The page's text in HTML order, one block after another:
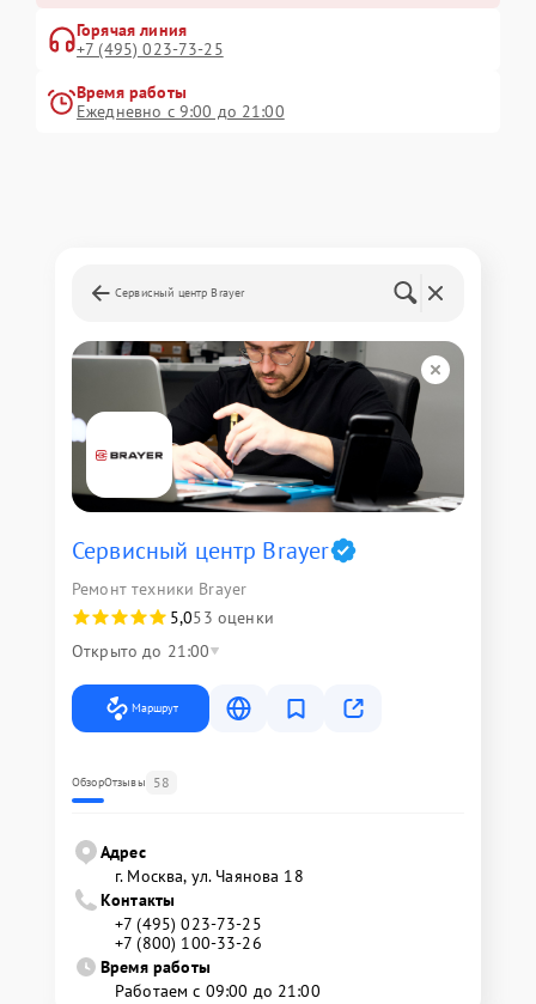
Горячая линия
+7 (495) 023-73-25
Время работы
Ежедневно с 9:00 до 21:00
Сервисный центр Brayer
Сервисный центр Brayer
Ремонт техники Brayer
5,053 оценки
Открыто до 21:00
Маршрут
ОбзорОтзывы 58
Адрес
г. Москва, ул. Чаянова 18
Контакты
+7 (495) 023-73-25
+7 (800) 100-33-26
Время работы
Работаем с 09:00 до 21:00